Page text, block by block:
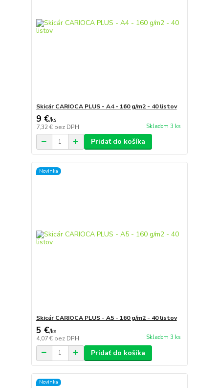
Skicár CARIOCA PLUS - A4 - 160 g/m2 - 40 listov
9 €/ks
7,32 € bez DPH Skladom 3 ks
Pridať do košíka
Novinka
Skicár CARIOCA PLUS - A5 - 160 g/m2 - 40 listov
5 €/ks
4,07 € bez DPH Skladom 3 ks
Pridať do košíka
Novinka